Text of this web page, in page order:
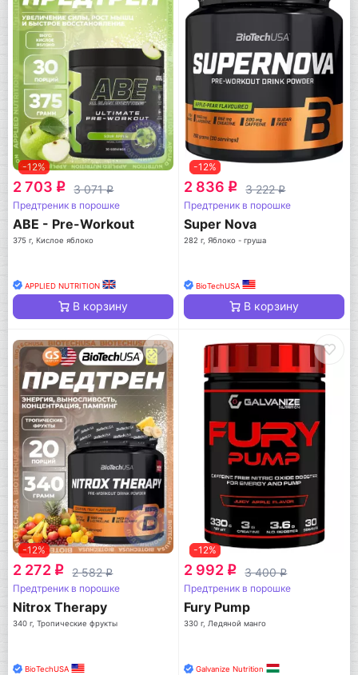
-12%
2 703 q 3 071q
Предтреник в порошке
ABE - Pre-Workout
375 г, Кислое яблоко
APPLIED NUTRITION
В корзину
-12%
2 836 q 3 222q
Предтреник в порошке
Super Nova
282 г, Яблоко - груша
BioTechUSA
В корзину
-12%
2 272 q 2 582q
Предтреник в порошке
Nitrox Therapy
340 г, Тропические фрукты
BioTechUSA
-12%
2 992 q 3 400q
Предтреник в порошке
Fury Pump
330 г, Ледяной манго
Galvanize Nutrition